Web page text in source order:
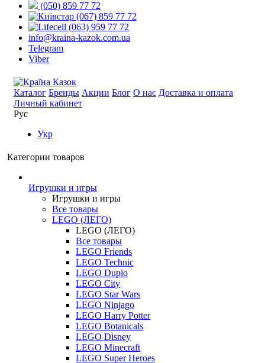
(050) 859 77 72
(067) 859 77 72
(063) 959 77 72
info@kraina-kazok.com.ua
Telegram
Viber
Каталог Бренды Акции Блог О нас Доставка и оплата
Личный кабинет
Рус
Укр
Категории товаров
Игрушки и игры
Игрушки и игры
Все товары
LEGO (ЛЕГО)
LEGO (ЛЕГО)
Все товары
LEGO Friends
LEGO Technic
LEGO Duplo
LEGO City
LEGO Star Wars
LEGO Ninjago
LEGO Harry Potter
LEGO Botanicals
LEGO Disney
LEGO Minecraft
LEGO Super Heroes